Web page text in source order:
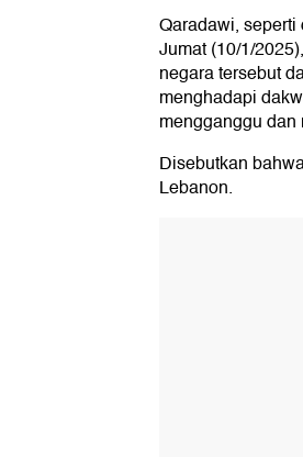
Qaradawi,
Jumat (10/1/
negara tersebut
menghadapi
mengganggu
Disebutkan
Lebanon.